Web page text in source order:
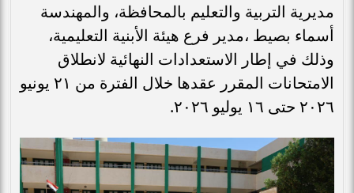
مديرية التربية والتعليم بالمحافظة، والمهندسة
أسماء بصيط ،مدير فرع هيئة الأبنية التعليمية،
وذلك في إطار الاستعدادات النهائية لانطلاق
الامتحانات المقرر عقدها خلال الفترة من ٢١ يونيو
٢٠٢٦ حتى ١٦ يوليو ٢٠٢٦.